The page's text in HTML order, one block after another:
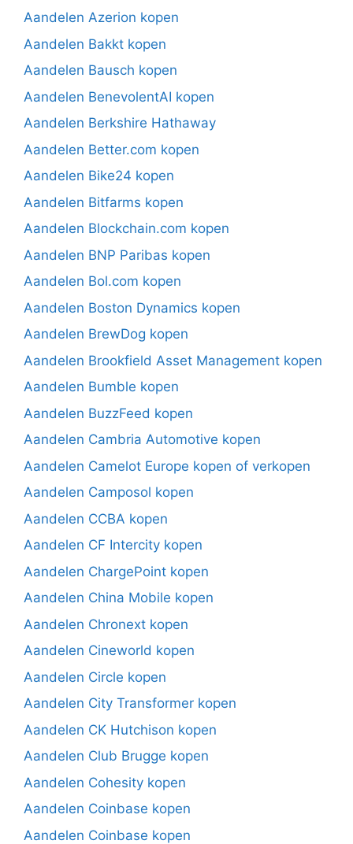
Aandelen Azerion kopen
Aandelen Bakkt kopen
Aandelen Bausch kopen
Aandelen BenevolentAI kopen
Aandelen Berkshire Hathaway
Aandelen Better.com kopen
Aandelen Bike24 kopen
Aandelen Bitfarms kopen
Aandelen Blockchain.com kopen
Aandelen BNP Paribas kopen
Aandelen Bol.com kopen
Aandelen Boston Dynamics kopen
Aandelen BrewDog kopen
Aandelen Brookfield Asset Management kopen
Aandelen Bumble kopen
Aandelen BuzzFeed kopen
Aandelen Cambria Automotive kopen
Aandelen Camelot Europe kopen of verkopen
Aandelen Camposol kopen
Aandelen CCBA kopen
Aandelen CF Intercity kopen
Aandelen ChargePoint kopen
Aandelen China Mobile kopen
Aandelen Chronext kopen
Aandelen Cineworld kopen
Aandelen Circle kopen
Aandelen City Transformer kopen
Aandelen CK Hutchison kopen
Aandelen Club Brugge kopen
Aandelen Cohesity kopen
Aandelen Coinbase kopen
Aandelen Coinbase kopen